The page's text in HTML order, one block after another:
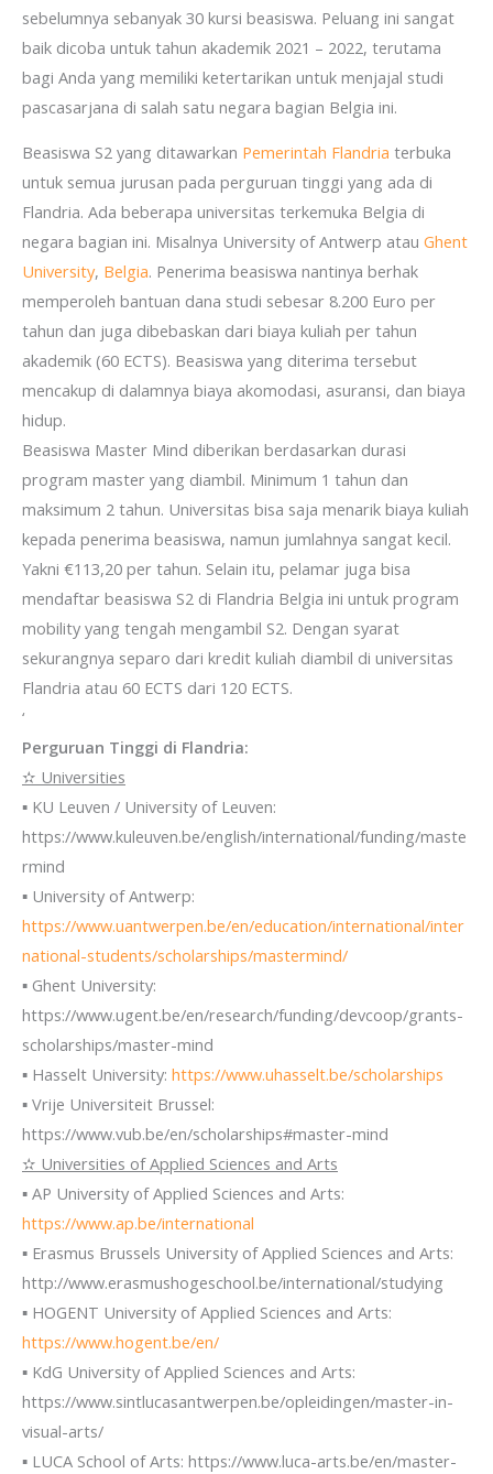
sebelumnya sebanyak 30 kursi beasiswa. Peluang ini sangat
baik dicoba untuk tahun akademik 2021 – 2022, terutama
bagi Anda yang memiliki ketertarikan untuk menjajal studi
pascasarjana di salah satu negara bagian Belgia ini.
Beasiswa S2 yang ditawarkan Pemerintah Flandria terbuka
untuk semua jurusan pada perguruan tinggi yang ada di
Flandria. Ada beberapa universitas terkemuka Belgia di
negara bagian ini. Misalnya University of Antwerp atau Ghent
University, Belgia. Penerima beasiswa nantinya berhak
memperoleh bantuan dana studi sebesar 8.200 Euro per
tahun dan juga dibebaskan dari biaya kuliah per tahun
akademik (60 ECTS). Beasiswa yang diterima tersebut
mencakup di dalamnya biaya akomodasi, asuransi, dan biaya
hidup.
Beasiswa Master Mind diberikan berdasarkan durasi
program master yang diambil. Minimum 1 tahun dan
maksimum 2 tahun. Universitas bisa saja menarik biaya kuliah
kepada penerima beasiswa, namun jumlahnya sangat kecil.
Yakni €113,20 per tahun. Selain itu, pelamar juga bisa
mendaftar beasiswa S2 di Flandria Belgia ini untuk program
mobility yang tengah mengambil S2. Dengan syarat
sekurangnya separo dari kredit kuliah diambil di universitas
Flandria atau 60 ECTS dari 120 ECTS.
‘
Perguruan Tinggi di Flandria:
✫ Universities
▪ KU Leuven / University of Leuven:
https://www.kuleuven.be/english/international/funding/maste
rmind
▪ University of Antwerp:
https://www.uantwerpen.be/en/education/international/inter
national-students/scholarships/mastermind/
▪ Ghent University:
https://www.ugent.be/en/research/funding/devcoop/grants-
scholarships/master-mind
▪ Hasselt University: https://www.uhasselt.be/scholarships
▪ Vrije Universiteit Brussel:
https://www.vub.be/en/scholarships#master-mind
✫ Universities of Applied Sciences and Arts
▪ AP University of Applied Sciences and Arts:
https://www.ap.be/international
▪ Erasmus Brussels University of Applied Sciences and Arts:
http://www.erasmushogeschool.be/international/studying
▪ HOGENT University of Applied Sciences and Arts:
https://www.hogent.be/en/
▪ KdG University of Applied Sciences and Arts:
https://www.sintlucasantwerpen.be/opleidingen/master-in-
visual-arts/
▪ LUCA School of Arts: https://www.luca-arts.be/en/master-